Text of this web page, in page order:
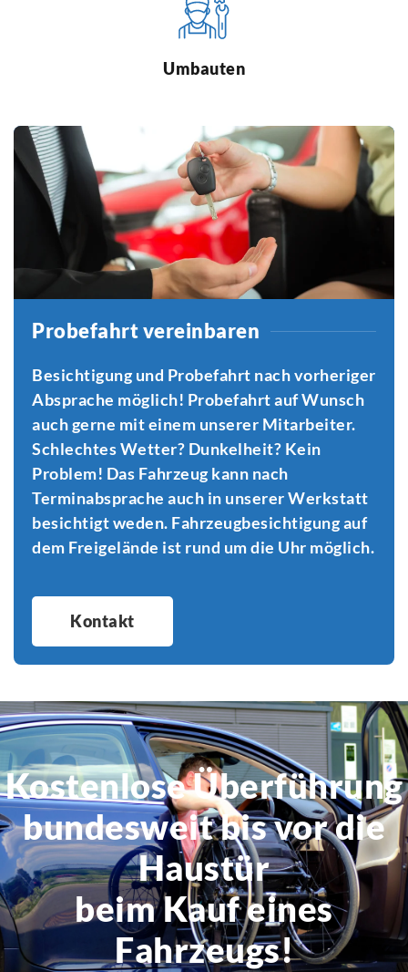
Umbauten
Probefahrt vereinbaren
Besichtigung und Probefahrt nach vorheriger
Absprache möglich! Probefahrt auf Wunsch
auch gerne mit einem unserer Mitarbeiter.
Schlechtes Wetter? Dunkelheit? Kein
Problem! Das Fahrzeug kann nach
Terminabsprache auch in unserer Werkstatt
besichtigt weden. Fahrzeugbesichtigung auf
dem Freigelände ist rund um die Uhr möglich.
Kontakt
Kostenlose Überführung
bundesweit bis vor die
Haustür
beim Kauf eines
Fahrzeugs!